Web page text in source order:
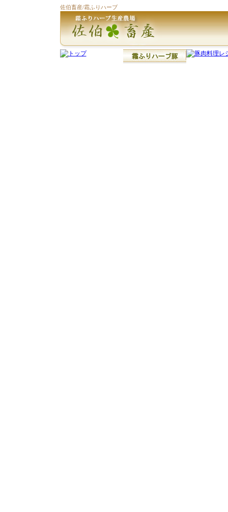
佐伯畜産/霜ふりハーブ